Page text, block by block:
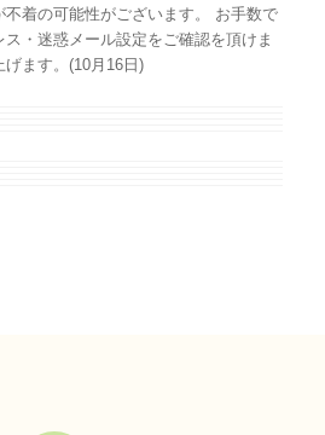
不着の可能性がございます。 お手数で
・迷惑メール設定をご確認を頂けま
ます。(10月16日)